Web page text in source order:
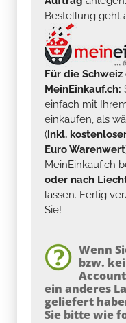
Bestellung geht
Für die
MeinEinkauf.ch:
einfach mit
einkaufen, als
(inkl.
Euro Warenwert
MeinEinkauf.ch
oder nach
lassen. Fertig
Sie!
Wenn
bzw.
ein anderes
geliefert
Sie bitte wie